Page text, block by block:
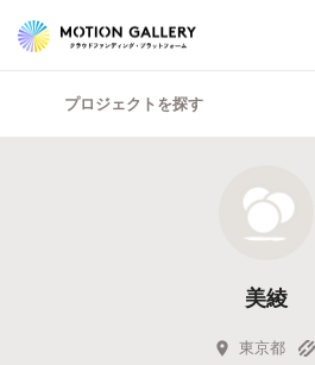
プロジェクトを探す
美綾
東京都